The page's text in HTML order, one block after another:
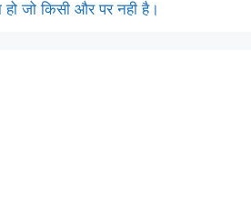
जो किसी और पर नही है।